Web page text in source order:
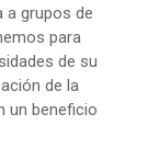
a grupos de
para
de su
de la
un beneficio